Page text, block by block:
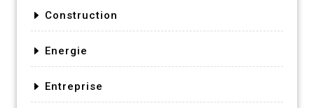
Construction
Energie
Entreprise